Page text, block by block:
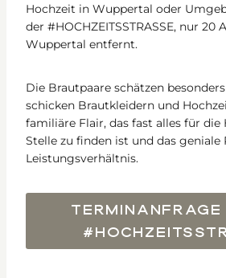
Hochzeit in Wuppertal oder
der #HOCHZEITSSTRASSE, nur
Wuppertal entfernt.
Die Brautpaare schätzen
schicken Brautkleidern und
familiäre Flair, das fast alles für die
Stelle zu finden ist und das geniale
Leistungsverhältnis.